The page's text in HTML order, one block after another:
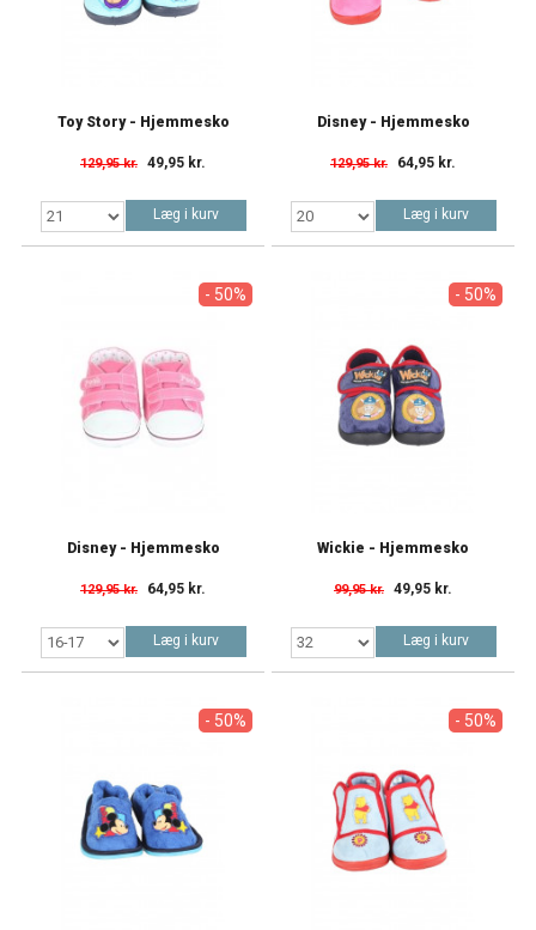
Toy Story - Hjemmesko
129,95 kr. 49,95 kr.
Læg i kurv
Disney - Hjemmesko
129,95 kr. 64,95 kr.
Læg i kurv
- 50%
Disney - Hjemmesko
129,95 kr. 64,95 kr.
Læg i kurv
- 50%
Wickie - Hjemmesko
99,95 kr. 49,95 kr.
Læg i kurv
- 50% - 50%